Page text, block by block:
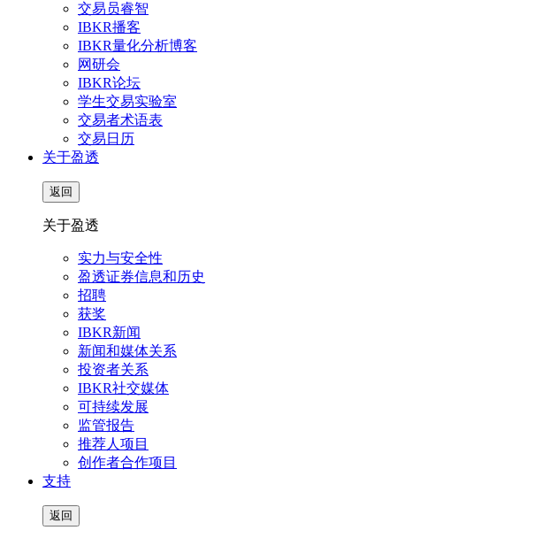
交易员睿智
IBKR播客
IBKR量化分析博客
网研会
IBKR论坛
学生交易实验室
交易者术语表
交易日历
关于盈透
返回
关于盈透
实力与安全性
盈透证券信息和历史
招聘
获奖
IBKR新闻
新闻和媒体关系
投资者关系
IBKR社交媒体
可持续发展
监管报告
推荐人项目
创作者合作项目
支持
返回